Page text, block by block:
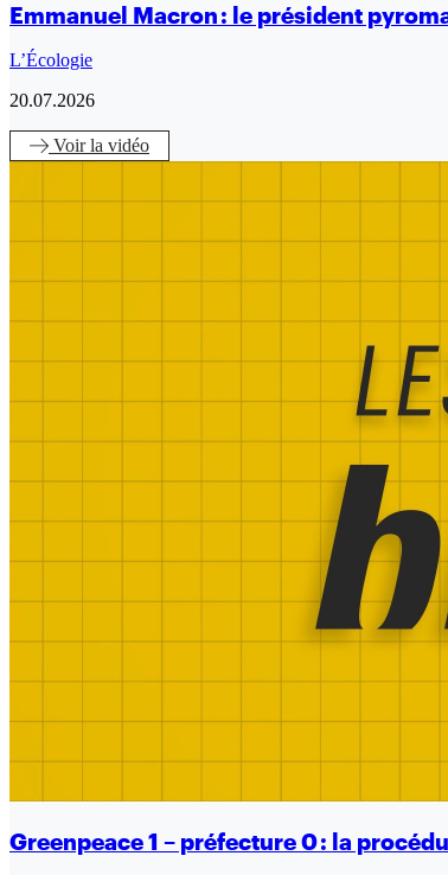
Emmanuel Macron : le président
L’Écologie
20.07.2026
Voirla vidéo
Greenpeace 1 – préfecture 0 : la